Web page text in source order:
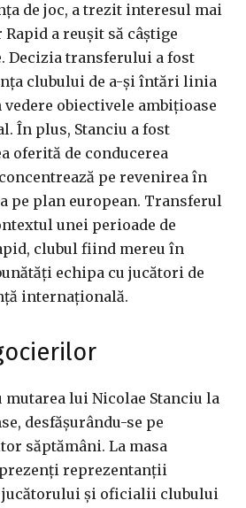
de joc, a trezit interesul mai
a reușit să câștige
Decizia transferului a fost
clubului de a-și întări linia
obiectivele ambițioase
În plus, Stanciu a fost
oferită de conducerea
pe revenirea în
pe plan european. Transferul
unei perioade de
clubul fiind mereu în
echipa cu jucători de
internațională.
lui Nicolae Stanciu la
desfășurându-se pe
săptămâni. La masa
reprezentanții
jucătorului și oficialii clubului